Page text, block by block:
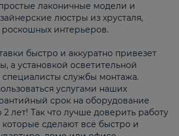
лаконичные модели и
люстры из хрусталя,
интерьеров.
быстро и аккуратно привезет
а установкой осветительной
специалисты службы монтажа.
услугами наших
срок на оборудование
2 лет! Так что лучше доверить работу
сделают всё быстро и